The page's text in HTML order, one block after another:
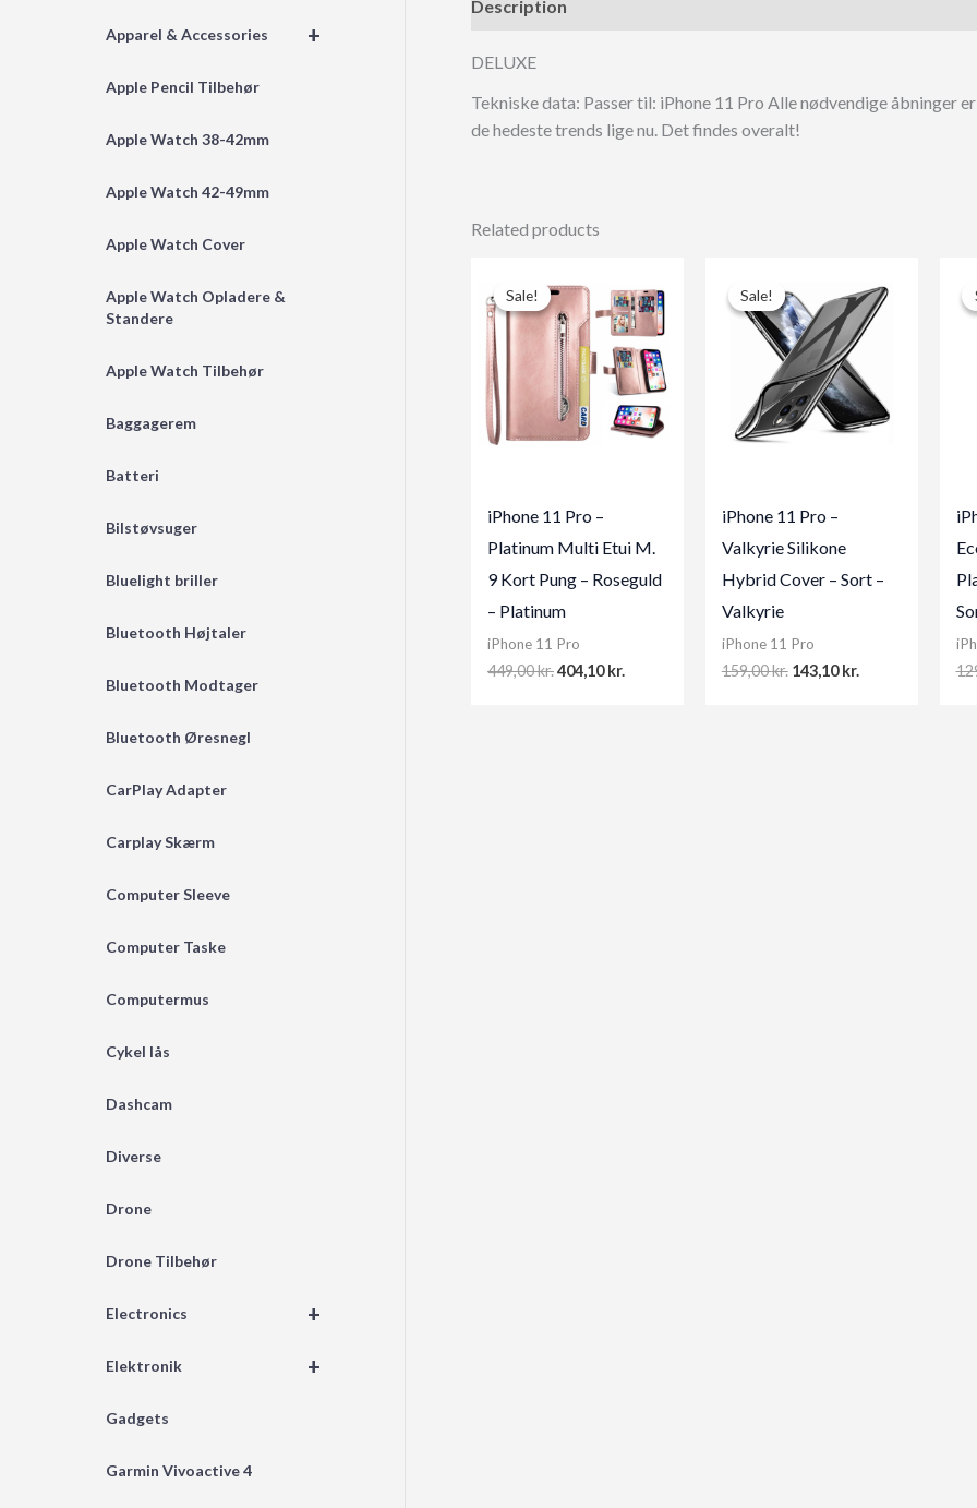
+
Apparel & Accessories
Apple Pencil Tilbehør
Apple Watch 38-42mm
Apple Watch 42-49mm
Apple Watch Cover
Apple Watch Opladere &
Standere
Apple Watch Tilbehør
Baggagerem
Batteri
Bilstøvsuger
Bluelight briller
Bluetooth Højtaler
Bluetooth Modtager
Bluetooth Øresnegl
CarPlay Adapter
Carplay Skærm
Computer Sleeve
Computer Taske
Computermus
Cykel lås
Dashcam
Diverse
Drone
Drone Tilbehør
+
Electronics
+
Elektronik
Gadgets
Garmin Vivoactive 4
Description
DELUXE
Tekniske data: Passer til: iPhone 11 Pro Alle nødvendige
de hedeste trends lige nu. Det findes overalt!
Related products
Sale!
Sale!
iPhone 11 Pro –
Platinum Multi Etui M.
9 Kort Pung – Roseguld
– Platinum
iPhone 11 Pro
449,00kr.Original
404,10kr.
Sale!
Sale!
iPhone 11 Pro –
Valkyrie Silikone
Hybrid Cover – Sort –
Valkyrie
iPhone 11 Pro
159,00kr. Original
143,10kr.